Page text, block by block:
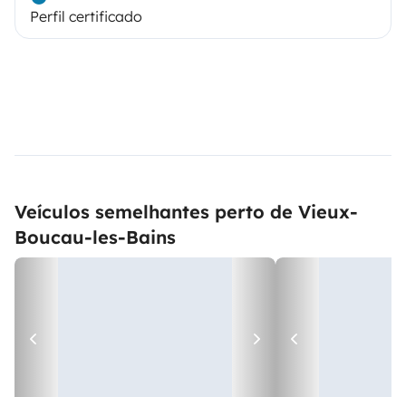
Perfil certificado
Veículos semelhantes perto de Vieux-
Boucau-les-Bains